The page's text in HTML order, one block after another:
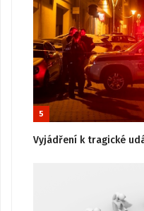
5
Vyjádření k tragické